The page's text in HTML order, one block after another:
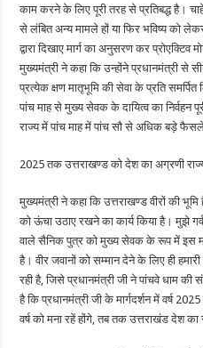
काम करने के लिए पूरी तरह से प्रतिबद्ध है।
से लंबित अन्य मामले हों या फिर भविष्य को
द्वारा दिखाए मार्ग का अनुसरण कर
मुख्यमंत्री ने कहा कि उन्होंने प्रधानमंत्री से
प्रत्येक क्षण मातृभूमि की सेवा के प्रति
पांच माह से मुख्य सेवक के दायित्व का निर्वहन
राज्य में पांच माह में पांच सौ से अधिक बड़े
2025 तक उत्तराखण्ड को देश का अग्रणी राज्य
मुख्यमंत्री ने कहा कि उत्तराखण्ड वीरों की
को ऊंचा उठाए रखने का कार्य किया है। मुझे
वाले सैनिक पुत्र को मुख्य सेवक के रूप में इस
है। वीर जवानों को सम्मान देने के लिए ही
रही है, जिसे प्रधानमंत्री जी ने पांचवे धाम की
है कि प्रधानमंत्री जी के मार्गदर्शन में वर्ष
वर्ष को मना रहें होंगे, तब तक उत्तराखंड देश का